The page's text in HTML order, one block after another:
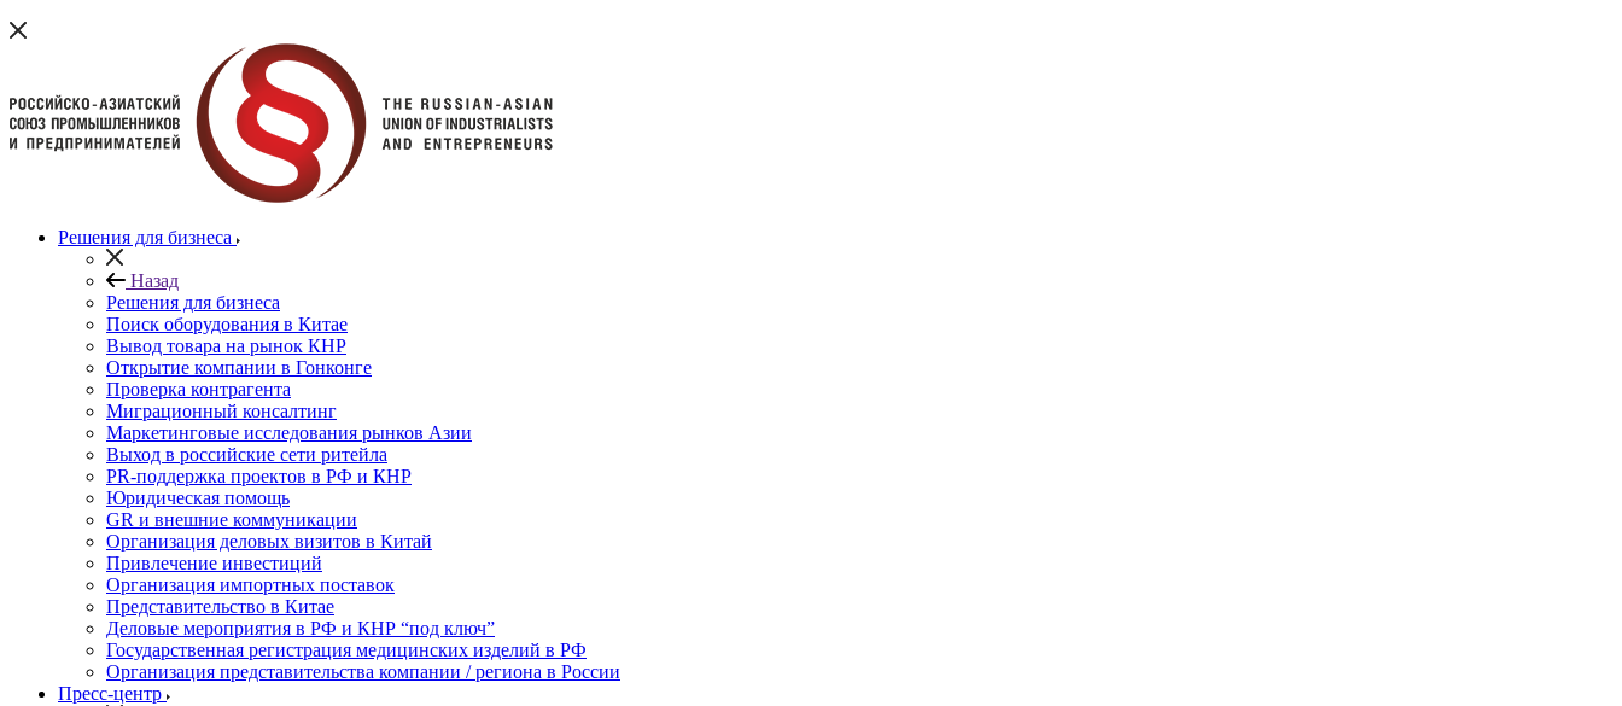
Решения для бизнеса
Назад
Решения для бизнеса
Поиск оборудования в Китае
Вывод товара на рынок КНР
Открытие компании в Гонконге
Проверка контрагента
Миграционный консалтинг
Маркетинговые исследования рынков Азии
Выход в российские сети ритейла
PR-поддержка проектов в РФ и КНР
Юридическая помощь
GR и внешние коммуникации
Организация деловых визитов в Китай
Привлечение инвестиций
Организация импортных поставок
Представительство в Китае
Деловые мероприятия в РФ и КНР “под ключ”
Государственная регистрация медицинских изделий в РФ
Организация представительства компании / региона в России
Пресс-центр